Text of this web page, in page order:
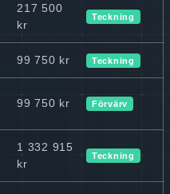
217 500
kr
Teckning
99 750 kr Teckning
99 750 kr Förvärv
1 332 915
kr
Teckning